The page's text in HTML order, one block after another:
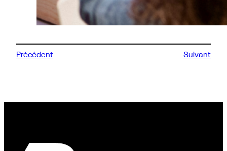
Précédent Suivant